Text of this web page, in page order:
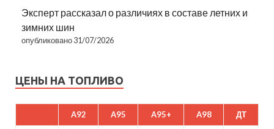
Эксперт рассказал о различиях в составе летних и
зимних шин
опубликовано 31/07/2026
ЦЕНЫ НА ТОПЛИВО
A92 A95 A95+ A98 ДТ